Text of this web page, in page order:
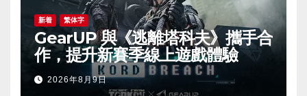
新着 繁体字
GearUP 與《逃離塔科夫》攜手合
作，提升新賽季線上遊戲體驗
2026年8月9日